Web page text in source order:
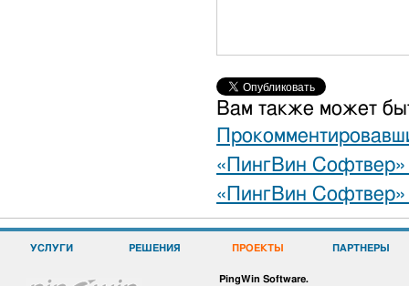
Вам также может
«ПингВин Софтвер»
«ПингВин
УСЛУГИ РЕШЕНИЯ ПРОЕКТЫ ПАРТНЕРЫ
PingWin Software.